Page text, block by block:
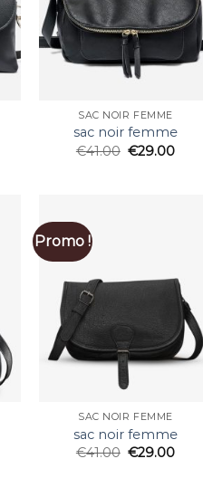
SAC NOIR FEMME
sac noir femme
€41.00 €29.00
Promo !
SAC NOIR FEMME
sac noir femme
€41.00 €29.00